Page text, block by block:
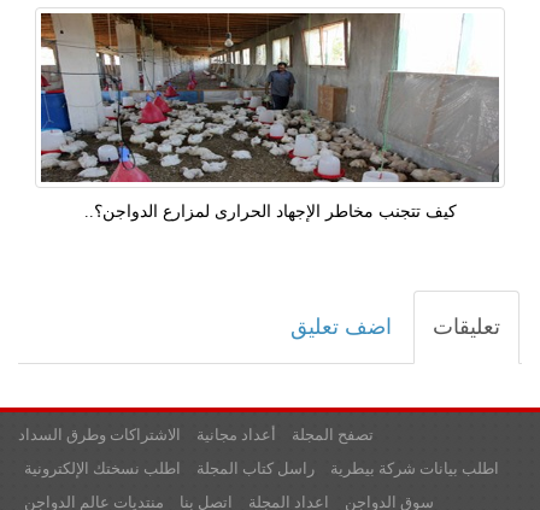
كيف تتجنب مخاطر الإجهاد الحرارى لمزارع الدواجن؟..
تعليقات اضف تعليق
الاشتراكات وطرق السداد أعداد مجانية
تصفح المجلة
اطلب نسختك الإلكترونية
راسل كتاب المجلة
اطلب بيانات شركة بيطرية
منتديات عالم الدواجن
اتصل بنا اعداد المجلة سوق الدواجن